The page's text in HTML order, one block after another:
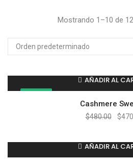
Mostrando 1–10 de
AÑADIR AL
Cashmere
$480.00 $
AÑADIR AL